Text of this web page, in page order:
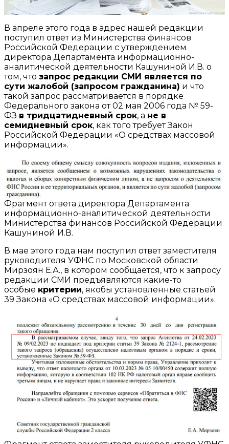
В апреле этого года в адрес нашей редакции
поступил ответ из Министерства финансов
Российской Федерации с утверждением
директора Департамента информационно-
аналитической деятельности Кашуниной И.В. о
том, что запрос редакции СМИ является по
сути жалобой (запросом гражданина) и что
такой запрос рассматривается в порядке
Федерального закона от 02 мая 2006 года № 59-
ФЗ в тридцатидневный срок, а не в
семидневный срок, как того требует Закон
Российской Федерации «О средствах массовой
информации».
Фрагмент ответа директора Департамента
информационно-аналитической деятельности
Министерства финансов Российской Федерации
Кашуниной И.В.
В мае этого года нам поступил ответ заместителя
руководителя УФНС по Московской области
Мирзоян Е.А., в котором сообщается, что к запросу
редакции СМИ предъявляются какие-то
особые критерии, якобы установленные статьей
39 Закона «О средствах массовой информации».